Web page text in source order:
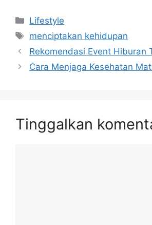
Kategori
Lifestyle
Tag
menciptakan kehidupan
Rekomendasi Event Hiburan
Cara Menjaga Kesehatan
Tinggalkan